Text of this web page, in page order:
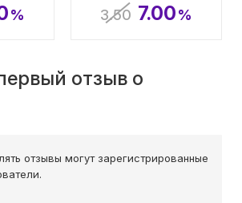
% 3.50 7.00%
отзыв о
отзывы могут зарегистрированные